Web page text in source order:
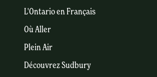
L'Ontario en Français
Où Aller
Plein Air
Découvrez Sudbury